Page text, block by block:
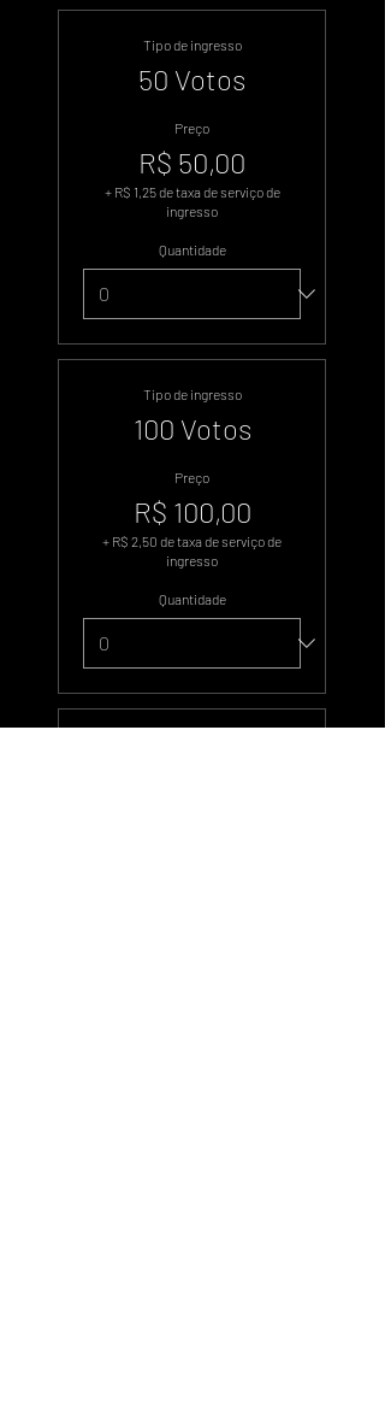
Tipo de ingresso
50 Votos
Preço
R$ 50,00
+ R$ 1,25 de taxa de serviço de
ingresso
Quantidade
Tipo de ingresso
100 Votos
Preço
R$ 100,00
+ R$ 2,50 de taxa de serviço de
ingresso
Quantidade